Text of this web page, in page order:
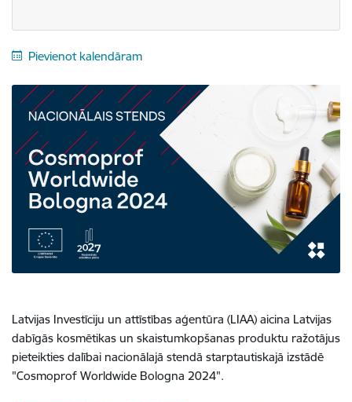
Pievienot kalendāram
Latvijas Investīciju un attīstības aģentūra (LIAA) aicina Latvijas
dabīgās kosmētikas un skaistumkopšanas produktu ražotājus
pieteikties dalībai nacionālajā stendā starptautiskajā izstādē
"Cosmoprof Worldwide Bologna 2024".